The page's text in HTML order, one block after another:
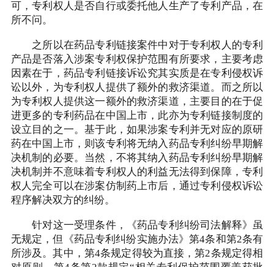
可，专利权人是否自行或委托他人生产了专利产品，在
所不问。
之所以在药品专利链接案件中对于专利权人的专利
产品是否落入涉案专利权保护范围有所要求，主要考虑
因素在于，药品专利链接诉讼究其实质是在专利侵权诉
讼以外，为专利权人提供了额外的救济渠道。而之所以
为专利权人提供这一额外的救济渠道，主要目的在于促
进更多的专利药品在中国上市，此亦为专利链接制度的
设立目的之一。基于此，如果涉案专利并无对应的原研
药在中国上市，则该专利将无纳入药品专利纠纷早期解
决机制的必要。当然，不将其纳入药品专利纠纷早期解
决机制并不意味着专利权人的利益无法得到保障，专利
权人完全可以在涉案仿制药上市后，通过专利侵权诉讼
程序解决双方的纠纷。
针对这一受理条件，《药品专利纠纷司法解释》虽
无规定，但《药品专利纠纷实施办法》第4条和第2条有
所涉及。其中，第4条规定得较为直接，第2条规定得相